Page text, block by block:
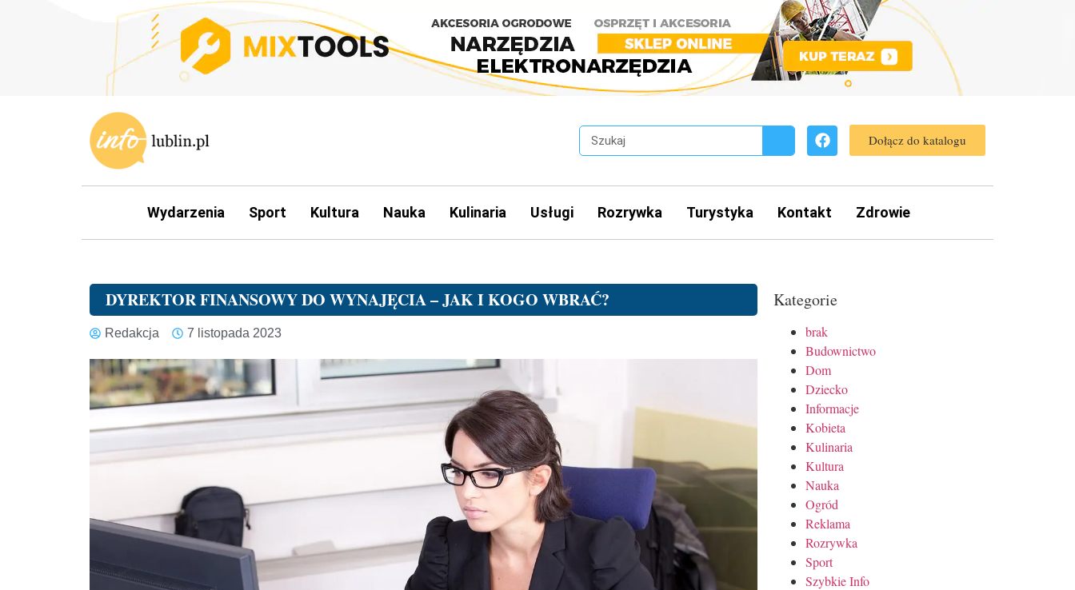
Dołącz do katalogu
Wydarzenia Sport Kultura Nauka Kulinaria Usługi Rozrywka Turystyka Kontakt Zdrowie
DYREKTOR FINANSOWY DO WYNAJĘCIA – JAK I KOGO WBRAĆ?
Redakcja 7 listopada 2023
Kategorie
brak
Budownictwo
Dom
Dziecko
Informacje
Kobieta
Kulinaria
Kultura
Nauka
Ogród
Reklama
Rozrywka
Sport
Szybkie Info